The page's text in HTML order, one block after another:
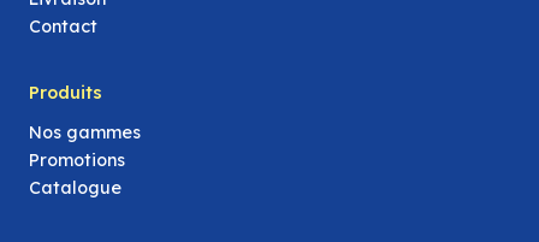
Contact
Produits
Nos gammes
Promotions
Catalogue